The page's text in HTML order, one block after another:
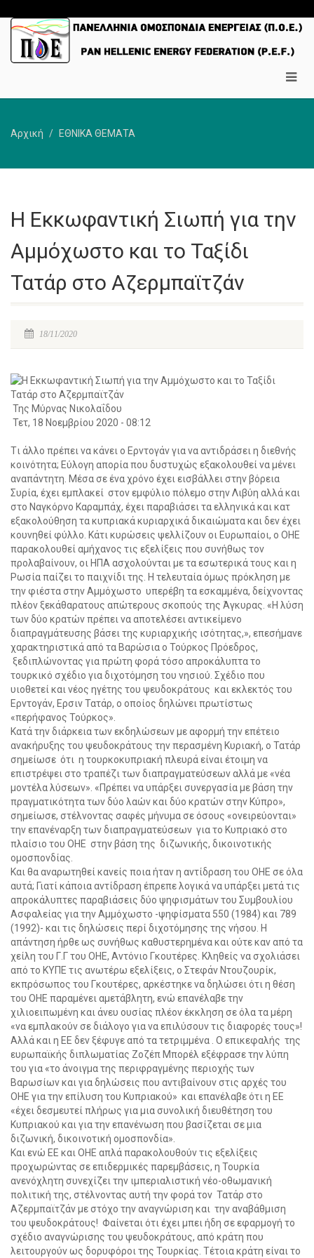
Αρχική ΕΘΝΙΚΑ ΘΕΜΑΤΑ
Η Εκκωφαντική Σιωπή για την
Αμμόχωστο και το Ταξίδι
Τατάρ στο Αζερμπαϊτζάν
18/11/2020
Της Μύρνας Νικολαΐδου
Τετ, 18 Νοεμβρίου 2020 - 08:12
Tι άλλο πρέπει να κάνει ο Ερντογάν για να αντιδράσει η διεθνής
κοινότητα; Εύλογη απορία που δυστυχώς εξακολουθεί να μένει
αναπάντητη. Μέσα σε ένα χρόνο έχει εισβάλλει στην βόρεια
Συρία, έχει εμπλακεί στον εμφύλιο πόλεμο στην Λιβύη αλλά και
στο Ναγκόρνο Καραμπάχ, έχει παραβιάσει τα ελληνικά και κατ
εξακολούθηση τα κυπριακά κυριαρχικά δικαιώματα και δεν έχει
κουνηθεί φύλλο. Κάτι κυρώσεις ψελλίζουν οι Ευρωπαίοι, ο ΟΗΕ
παρακολουθεί αμήχανος τις εξελίξεις που συνήθως τον
προλαβαίνουν, οι ΗΠΑ ασχολούνται με τα εσωτερικά τους και η
Ρωσία παίζει το παιχνίδι της. Η τελευταία όμως πρόκληση με
την φιέστα στην Αμμόχωστο υπερέβη τα εσκαμμένα, δείχνοντας
πλέον ξεκάθαρατους απώτερους σκοπούς της Άγκυρας. «Η λύση
των δύο κρατών πρέπει να αποτελέσει αντικείμενο
διαπραγμάτευσης βάσει της κυριαρχικής ισότητας,», επεσήμανε
χαρακτηριστικά από τα Βαρώσια ο Τούρκος Πρόεδρος,
ξεδιπλώνοντας για πρώτη φορά τόσο απροκάλυπτα το
τουρκικό σχέδιο για διχοτόμηση του νησιού. Σχέδιο που
υιοθετεί και νέος ηγέτης του ψευδοκράτους και εκλεκτός του
Ερντογάν, Ερσιν Τατάρ, ο οποίος δηλώνει πρωτίστως
«περήφανος Τούρκος».
Κατά την διάρκεια των εκδηλώσεων με αφορμή την επέτειο
ανακήρυξης του ψευδοκράτους την περασμένη Κυριακή, ο Τατάρ
σημείωσε ότι η τουρκοκυπριακή πλευρά είναι έτοιμη να
επιστρέψει στο τραπέζι των διαπραγματεύσεων αλλά με «νέα
μοντέλα λύσεων». «Πρέπει να υπάρξει συνεργασία με βάση την
πραγματικότητα των δύο λαών και δύο κρατών στην Κύπρο»,
σημείωσε, στέλνοντας σαφές μήνυμα σε όσους «ονειρεύονται»
την επανέναρξη των διαπραγματεύσεων για το Κυπριακό στο
πλαίσιο του ΟΗΕ στην βάση της διζωνικής, δικοινοτικής
ομοσπονδίας.
Και θα αναρωτηθεί κανείς ποια ήταν η αντίδραση του ΟΗΕ σε όλα
αυτά; Γιατί κάποια αντίδραση έπρεπε λογικά να υπάρξει μετά τις
απροκάλυπτες παραβιάσεις δύο ψηφισμάτων του Συμβουλίου
Ασφαλείας για την Αμμόχωστο -ψηφίσματα 550 (1984) και 789
(1992)- και τις δηλώσεις περί διχοτόμησης της νήσου. Η
απάντηση ήρθε ως συνήθως καθυστερημένα και ούτε καν από τα
χείλη του Γ.Γ του ΟΗΕ, Αντόνιο Γκουτέρες. Κληθείς να σχολιάσει
από το ΚΥΠΕ τις ανωτέρω εξελίξεις, ο Στεφάν Ντουζουρίκ,
εκπρόσωπος του Γκουτέρες, αρκέστηκε να δηλώσει ότι η θέση
του ΟΗΕ παραμένει αμετάβλητη, ενώ επανέλαβε την
χιλιοειπωμένη και άνευ ουσίας πλέον έκκληση σε όλα τα μέρη
«να εμπλακούν σε διάλογο για να επιλύσουν τις διαφορές τους»!
Αλλά και η ΕΕ δεν ξέφυγε από τα τετριμμένα . Ο επικεφαλής της
ευρωπαϊκής διπλωματίας Ζοζέπ Μπορέλ εξέφρασε την λύπη
του για «το άνοιγμα της περιφραγμένης περιοχής των
Βαρωσίων και για δηλώσεις που αντιβαίνουν στις αρχές του
ΟΗΕ για την επίλυση του Κυπριακού» και επανέλαβε ότι η ΕΕ
«έχει δεσμευτεί πλήρως για μια συνολική διευθέτηση του
Κυπριακού και για την επανένωση που βασίζεται σε μια
διζωνική, δικοινοτική ομοσπονδία».
Και ενώ ΕΕ και ΟΗΕ απλά παρακολουθούν τις εξελίξεις
προχωρώντας σε επιδερμικές παρεμβάσεις, η Τουρκία
ανενόχλητη συνεχίζει την ιμπεριαλιστική νέο-οθωμανική
πολιτική της, στέλνοντας αυτή την φορά τον Τατάρ στο
Αζερμπαϊτζάν με στόχο την αναγνώριση και την αναβάθμιση
του ψευδοκράτους! Φαίνεται ότι έχει μπει ήδη σε εφαρμογή το
σχέδιο αναγνώρισης του ψευδοκράτους, από κράτη που
λειτουργούν ως δορυφόροι της Τουρκίας. Τέτοια κράτη είναι το